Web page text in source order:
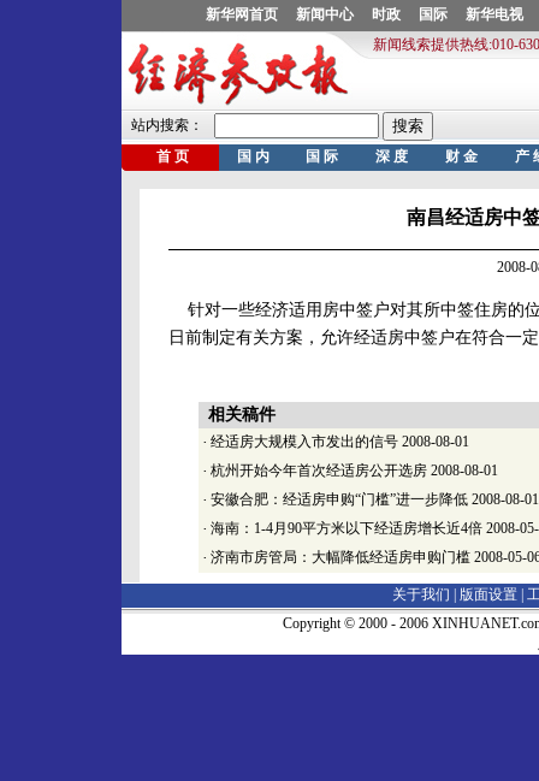
南昌经适房中
2008-
针对一些经济适用房中签户对其所中签住房的
日前制定有关方案，允许经适房中签户在符合一
相关稿件
· 经适房大规模入市发出的信号 2008-08-01
· 杭州开始今年首次经适房公开选房 2008-08-01
· 安徽合肥：经适房申购“门槛”进一步降低 2008-08-01
· 海南：1-4月90平方米以下经适房增长近4倍 2008-
· 济南市房管局：大幅降低经适房申购门槛 2008-05-
关于我们 | 版面设置
Copyright © 2000 - 2006